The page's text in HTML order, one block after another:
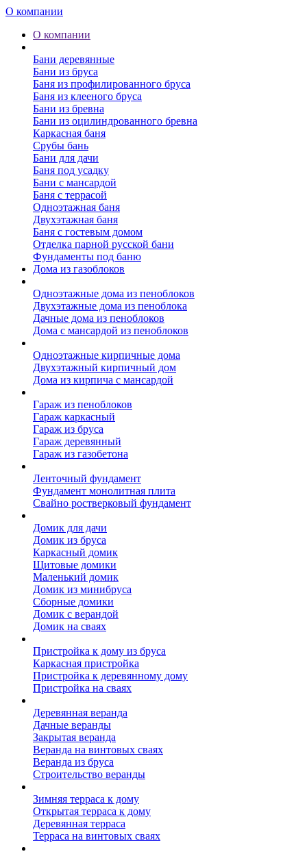
О компании
О компании
Бани деревянные
Бани из бруса
Баня из профилированного бруса
Баня из клееного бруса
Бани из бревна
Бани из оцилиндрованного бревна
Каркасная баня
Срубы бань
Бани для дачи
Баня под усадку
Бани с мансардой
Баня с террасой
Одноэтажная баня
Двухэтажная баня
Баня с гостевым домом
Отделка парной русской бани
Фундаменты под баню
Дома из газоблоков
Одноэтажные дома из пеноблоков
Двухэтажные дома из пеноблока
Дачные дома из пеноблоков
Дома с мансардой из пеноблоков
Одноэтажные кирпичные дома
Двухэтажный кирпичный дом
Дома из кирпича с мансардой
Гараж из пеноблоков
Гараж каркасный
Гараж из бруса
Гараж деревянный
Гараж из газобетона
Ленточный фундамент
Фундамент монолитная плита
Свайно ростверковый фундамент
Домик для дачи
Домик из бруса
Каркасный домик
Щитовые домики
Маленький домик
Домик из минибруса
Сборные домики
Домик с верандой
Домик на сваях
Пристройка к дому из бруса
Каркасная пристройка
Пристройка к деревянному дому
Пристройка на сваях
Деревянная веранда
Дачные веранды
Закрытая веранда
Веранда на винтовых сваях
Веранда из бруса
Строительство веранды
Зимняя терраса к дому
Открытая терраса к дому
Деревянная терраса
Терраса на винтовых сваях